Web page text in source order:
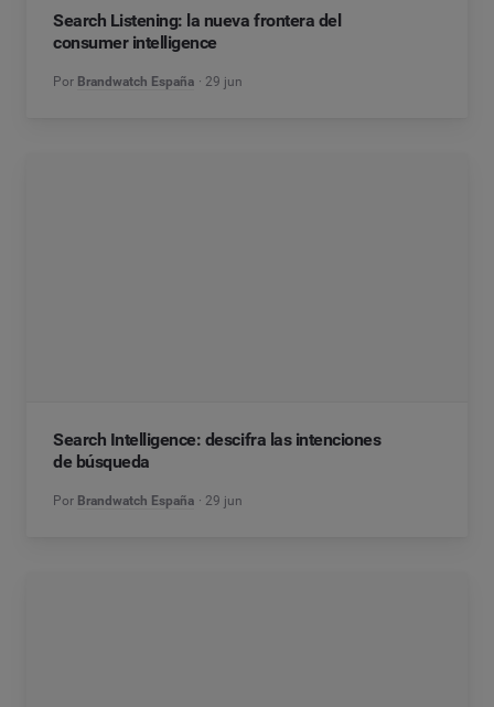
Search Listening: la nueva frontera del
consumer intelligence
Por Brandwatch España 29 jun
Search Intelligence: descifra las intenciones
de búsqueda
Por Brandwatch España 29 jun